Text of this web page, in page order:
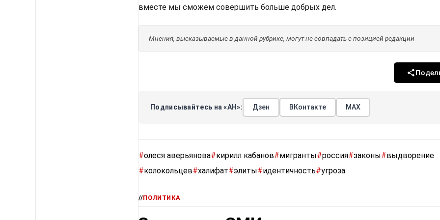
вместе мы сможем совершить больше добрых дел.
Мнения, высказываемые в данной рубрике, могут не совпадать с позицией редакции
Подписывайтесь на «АН»: Дзен ВКонтакте МАХ
#олеся аверьянова#кирилл кабанов#мигранты#россия#законы#выдворение
#колокольцев#халифат#элиты#идентичность#угроза
//ПОЛИТИКА